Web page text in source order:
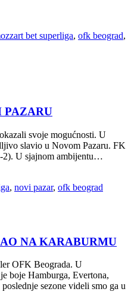
bet superliga, ofk beograd,
PAZARU
svoje mogućnosti. U
slavio u Novom Pazaru. FK
2). U sjajnom ambijentu…
, novi pazar, ofk beograd
NA KARABURMU
OFK Beograda. U
boje Hamburga, Evertona,
sezone videli smo ga u